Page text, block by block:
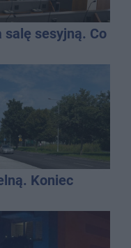
salę sesyjną. Co
Koniec